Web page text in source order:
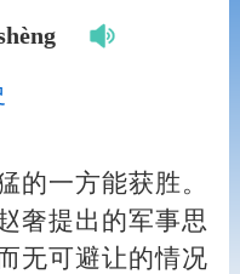
的一方能获胜。
奢提出的军事思
无可避让的情况